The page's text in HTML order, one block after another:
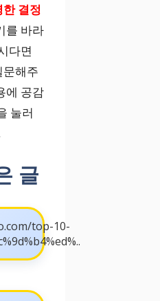
한 결정
를 바라
다면
문해주
에 공감
눌러
글
top-10-